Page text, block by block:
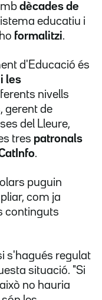
dècades de
educatiu i
formalitzi.
d'Educació és
les
nivells
gerent de
del Lleure,
tres patronals
.
puguin
com ja
continguts
s'hagués regulat
situació. "Si
no hauria